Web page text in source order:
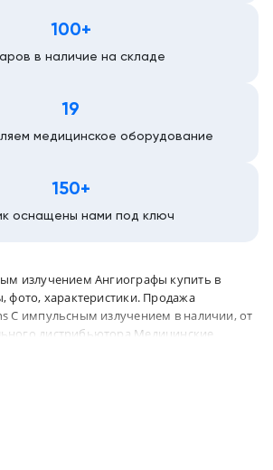
100+
в наличие на складе
19
медицинское оборудование
150+
оснащены нами под ключ
излучением Ангиографы купить в
фото, характеристики. Продажа
С импульсным излучением в наличии, от
дистрибьютора Медицинские
с доставкой в Новосибирск по России